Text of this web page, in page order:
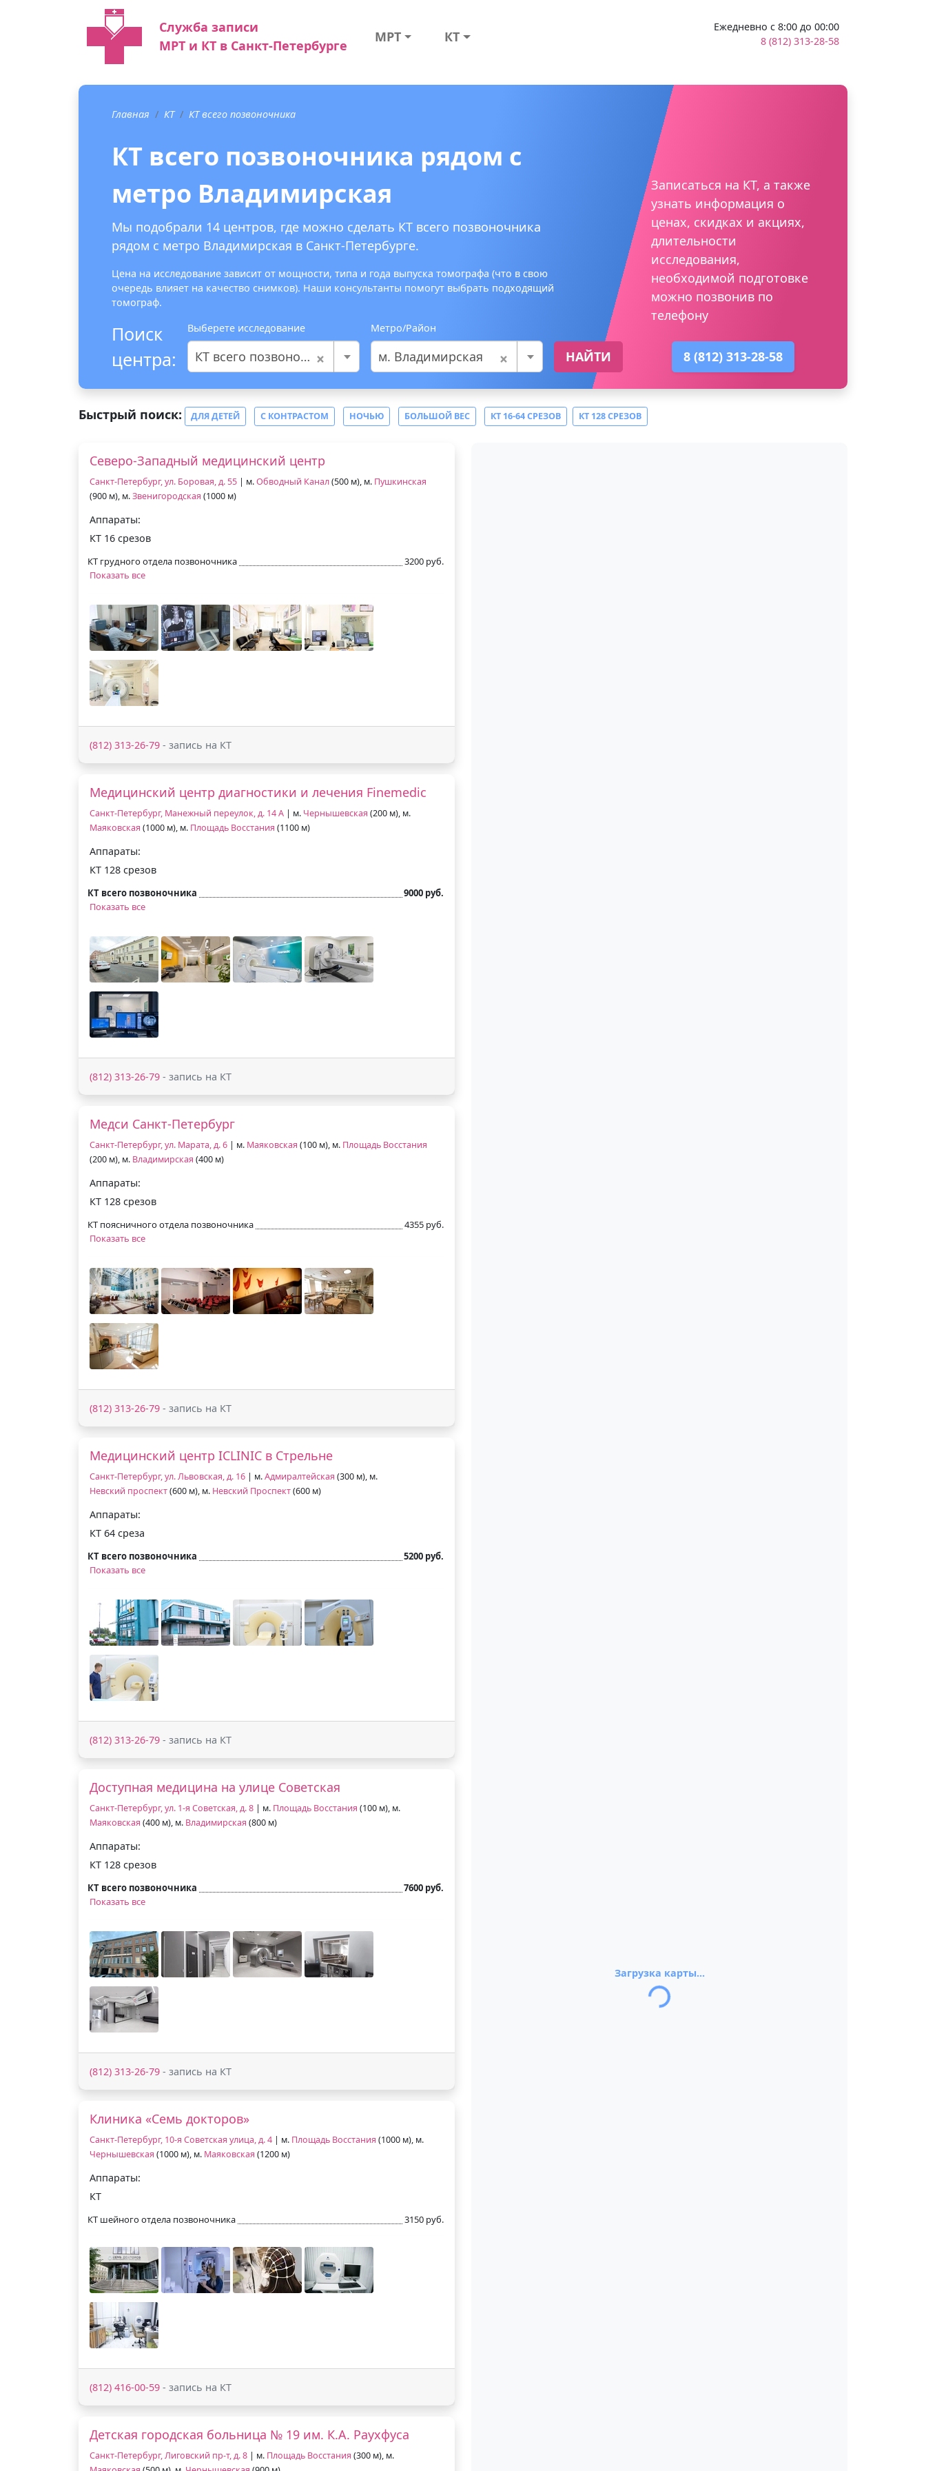
Служба записи
МРТ и КТ в Санкт-Петербурге
МРТ КТ
Ежедневно с 8:00 до 00:00
8 (812) 313-28-58
Главная КТ КТ всего позвоночника
КТ всего позвоночника рядом с
метро Владимирская
Мы подобрали 14 центров, где можно сделать КТ всего позвоночника
рядом с метро Владимирская в Санкт-Петербурге.
Цена на исследование зависит от мощности, типа и года выпуска томографа (что в свою
очередь влияет на качество снимков). Наши консультанты помогут выбрать подходящий
томограф.
Поиск
центра:
Выберете исследование
×
КТ всего позвоночника
Метро/Район
×
м. Владимирская НАЙТИ
Записаться на КТ, а также
узнать информация о
ценах, скидках и акциях,
длительности
исследования,
необходимой подготовке
можно позвонив по
телефону
8 (812) 313-28-58
Быстрый поиск: ДЛЯ ДЕТЕЙ С КОНТРАСТОМ НОЧЬЮ БОЛЬШОЙ ВЕС КТ 16-64 СРЕЗОВ КТ 128 СРЕЗОВ
Северо-Западный медицинский центр
Санкт-Петербург, ул. Боровая, д. 55 | м.Обводный Канал(500 м), м. Пушкинская
(900 м), м.Звенигородская (1000 м)
Аппараты:
КТ 16 срезов
КТ грудного отдела позвоночника
3200 руб.
Показать все
(812) 313-26-79 - запись на КТ
Медицинский центр диагностики и лечения Finemedic
Санкт-Петербург, Манежный переулок, д. 14 А | м. Чернышевская (200 м), м.
Маяковская (1000 м), м. Площадь Восстания (1100 м)
Аппараты:
КТ 128 срезов
КТ всего позвоночника
9000 руб.
Показать все
(812) 313-26-79 - запись на КТ
Медси Санкт-Петербург
Санкт-Петербург, ул. Марата, д. 6 | м. Маяковская (100 м), м. Площадь Восстания
(200 м), м. Владимирская (400 м)
Аппараты:
КТ 128 срезов
КТ поясничного отдела позвоночника
4355 руб.
Показать все
(812) 313-26-79 - запись на КТ
Медицинский центр ICLINIC в Стрельне
Санкт-Петербург, ул. Львовская, д. 16 | м.Адмиралтейская (300 м), м.
Невский проспект(600 м), м. Невский Проспект(600 м)
Аппараты:
КТ 64 среза
КТ всего позвоночника
5200 руб.
Показать все
(812) 313-26-79 - запись на КТ
Доступная медицина на улице Советская
Санкт-Петербург, ул. 1-я Советская, д. 8 | м. Площадь Восстания (100 м), м.
Маяковская (400 м), м. Владимирская (800 м)
Аппараты:
КТ 128 срезов
КТ всего позвоночника
7600 руб.
Показать все
(812) 313-26-79 - запись на КТ
Клиника «Семь докторов»
Санкт-Петербург, 10-я Советская улица, д. 4 | м. Площадь Восстания (1000 м), м.
Чернышевская (1000 м), м. Маяковская (1200 м)
Аппараты:
КТ
КТ шейного отдела позвоночника 3150 руб.
(812) 416-00-59 - запись на КТ
Детская городская больница № 19 им. К.А. Раухфуса
Санкт-Петербург, Лиговский пр-т, д. 8 | м. Площадь Восстания (300 м), м.
Загрузка карты...